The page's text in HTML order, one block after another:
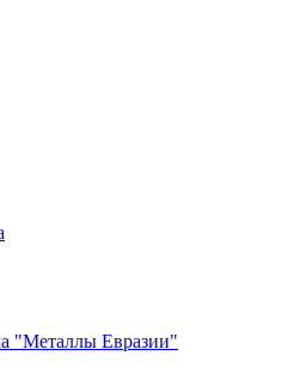
"Металлы Евразии"